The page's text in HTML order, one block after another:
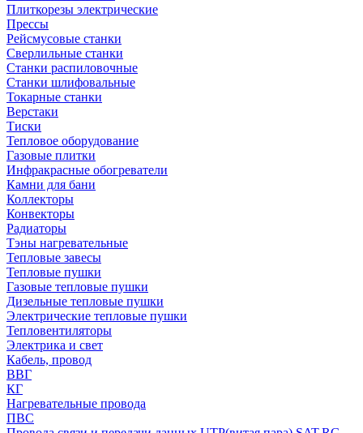
Плиткорезы электрические
Прессы
Рейсмусовые станки
Сверлильные станки
Станки распиловочные
Станки шлифовальные
Токарные станки
Верстаки
Тиски
Тепловое оборудование
Газовые плитки
Инфракрасные обогреватели
Камни для бани
Коллекторы
Конвекторы
Радиаторы
Тэны нагревательные
Тепловые завесы
Тепловые пушки
Газовые тепловые пушки
Дизельные тепловые пушки
Электрические тепловые пушки
Тепловентиляторы
Электрика и свет
Кабель, провод
ВВГ
КГ
Нагревательные провода
ПВС